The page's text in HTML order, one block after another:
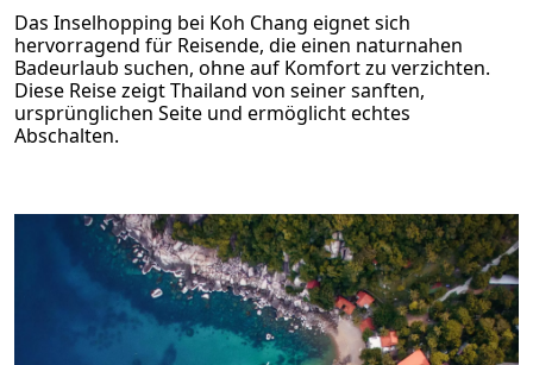
Das Inselhopping bei Koh Chang eignet sich
hervorragend für Reisende, die einen naturnahen
Badeurlaub suchen, ohne auf Komfort zu verzichten.
Diese Reise zeigt Thailand von seiner sanften,
ursprünglichen Seite und ermöglicht echtes
Abschalten.